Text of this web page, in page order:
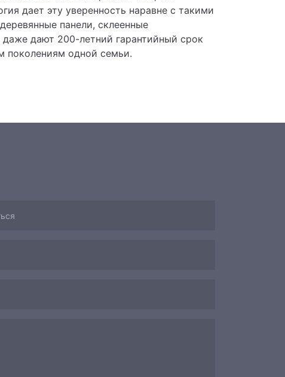
дает эту уверенность наравне с такими
панели, склеенные
дают 200-летний гарантийный срок
поколениям одной семьи.